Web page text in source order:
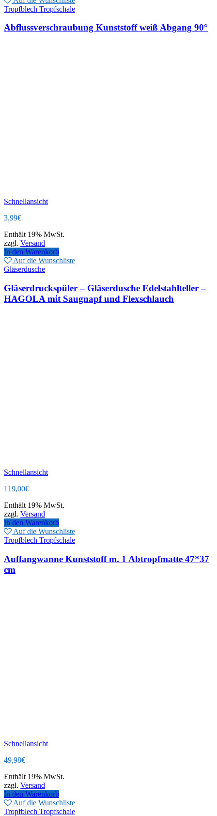
Tropfblech Tropfschale
Abflussverschraubung Kunststoff weiß Abgang 90°
Schnellansicht
3,99€
Enthält 19% MwSt.
zzgl. Versand
In den Warenkorb
Auf die Wunschliste
Gläserdusche
Gläserdruckspüler – Gläserdusche Edelstahlteller –
HAGOLA mit Saugnapf und Flexschlauch
Schnellansicht
119,00€
Enthält 19% MwSt.
zzgl. Versand
In den Warenkorb
Auf die Wunschliste
Tropfblech Tropfschale
Auffangwanne Kunststoff m. 1 Abtropfmatte 47*37
cm
Schnellansicht
49,98€
Enthält 19% MwSt.
zzgl. Versand
In den Warenkorb
Auf die Wunschliste
Tropfblech Tropfschale